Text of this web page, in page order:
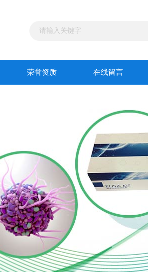
荣誉资质 在线留言